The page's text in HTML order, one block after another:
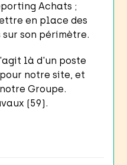
Achats ;
en place des
son périmètre.
là d'un poste
notre site, et
Groupe.
(59).